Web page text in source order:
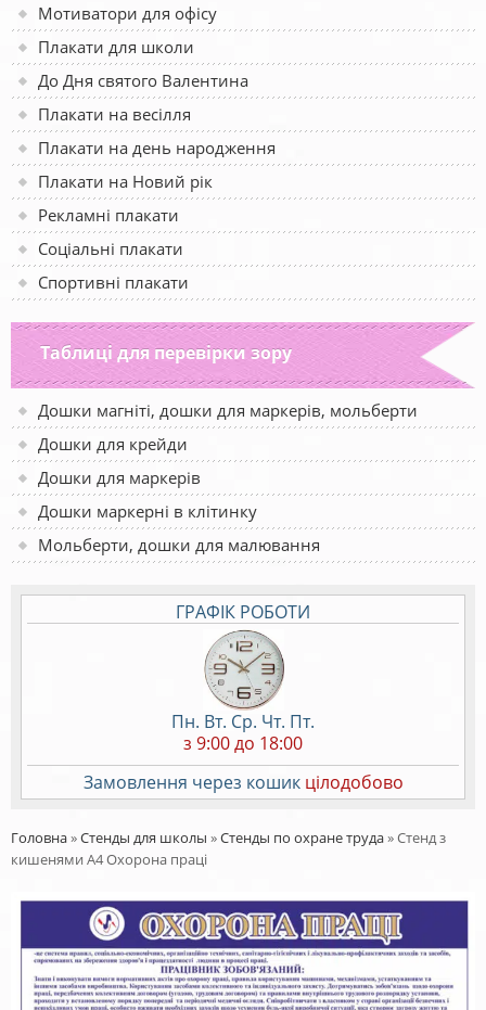
Мотиватори для офісу
Плакати для школи
До Дня святого Валентина
Плакати на весілля
Плакати на день народження
Плакати на Новий рік
Рекламні плакати
Соціальні плакати
Спортивні плакати
Таблиці для перевірки зору
Дошки магніті, дошки для маркерів, мольберти
Дошки для крейди
Дошки для маркерів
Дошки маркерні в клітинку
Мольберти, дошки для малювання
ГРАФІК РОБОТИ
Пн. Вт. Ср. Чт. Пт.
з 9:00 до 18:00
Замовлення через кошик цілодобово
Головна»Стенды для школы »Стенды по охране труда»Стенд з
кишенями А4 Охорона праці